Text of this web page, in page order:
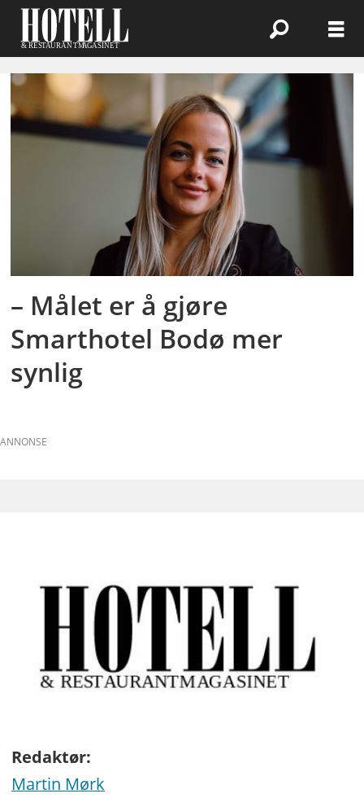
Emne:
krista
danga
– Målet er å gjøre
Smarthotel Bodø mer
synlig
ANNONSE
Redaktør:
Martin Mørk